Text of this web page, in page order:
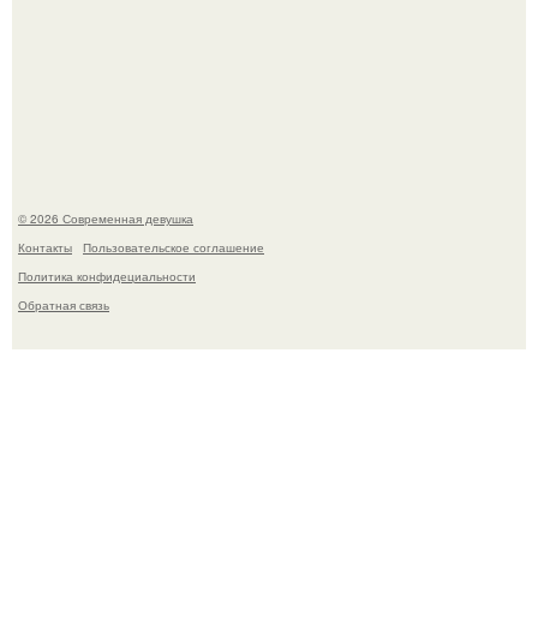
© 2026 Современная девушка
Контакты
Пользовательское соглашение
Политика конфидециальности
Обратная связь